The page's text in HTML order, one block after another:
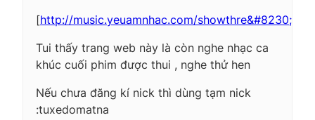
[http://music.yeuamnhac.com/showthre&#8230;
Tui thấy trang web này là còn nghe nhạc ca
khúc cuối phim được thui , nghe thử hen
Nếu chưa đăng kí nick thì dùng tạm nick
:tuxedomatna